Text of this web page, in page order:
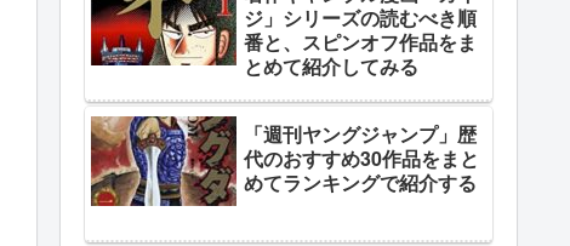
ジ」シリーズの読むべき順
番と、スピンオフ作品をま
とめて紹介してみる
「週刊ヤングジャンプ」歴
代のおすすめ30作品をまと
めてランキングで紹介する